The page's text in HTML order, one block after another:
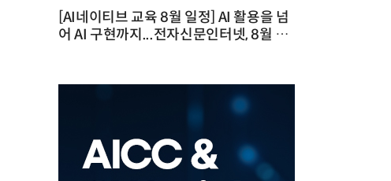
[AI네이티브 교육 8월 일정] AI 활용을 넘
어 AI 구현까지...전자신문인터넷, 8월 실